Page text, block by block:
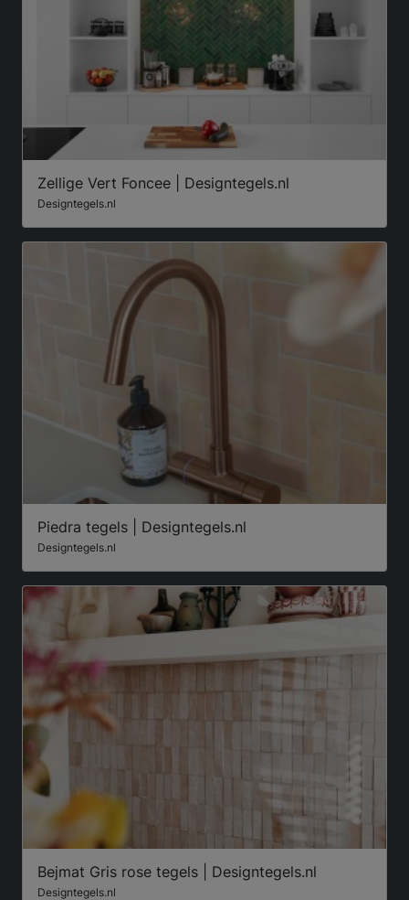
Zellige Vert Foncee | Designtegels.nl
Designtegels.nl
Piedra tegels | Designtegels.nl
Designtegels.nl
Bejmat Gris rose tegels | Designtegels.nl
Designtegels.nl